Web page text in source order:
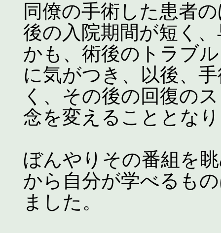
同僚の手術した患者
後の入院期間が短く
かも、術後のトラブ
に気がつき、以後、
く、その後の回復の
念を変えることとな
ぼんやりその番組を
から自分が学べるも
ました。